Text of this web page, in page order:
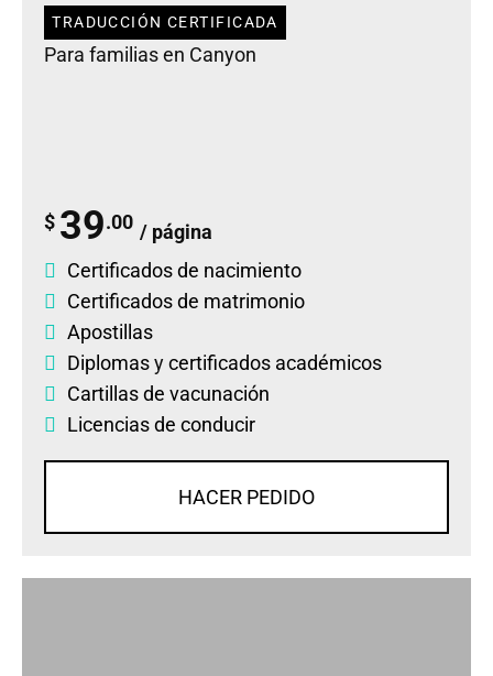
TRADUCCIÓN CERTIFICADA
Para familias en Canyon
$ 39.00 / página
Certificados de nacimiento
Certificados de matrimonio
Apostillas
Diplomasycertificados académicos
Cartillas de vacunación
Licencias de conducir
HACER PEDIDO